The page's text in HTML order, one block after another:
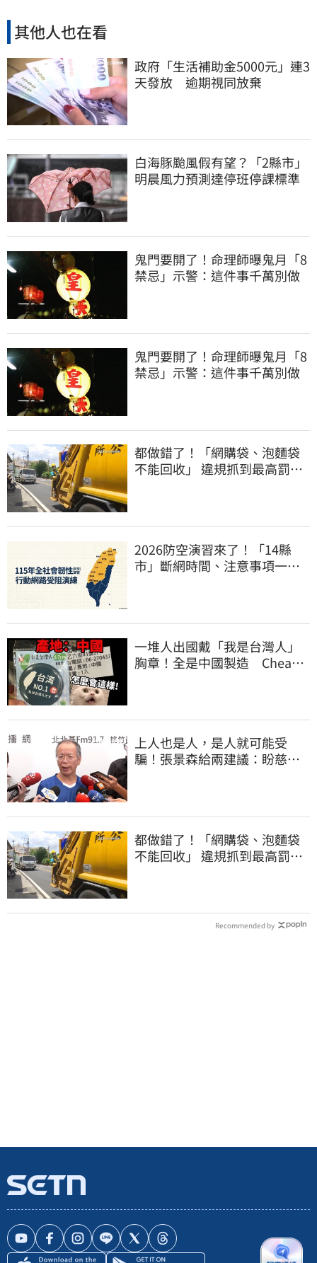
其他人也在看
政府「生活補助金5000元」連3
天發放 逾期視同放棄
白海豚颱風假有望？「2縣市」
明晨風力預測達停班停課標準
鬼門要開了！命理師曝鬼月「8
禁忌」示警：這件事千萬別做
鬼門要開了！命理師曝鬼月「8
禁忌」示警：這件事千萬別做
都做錯了！「網購袋、泡麵袋
不能回收」 違規抓到最高罰
2026防空演習來了！「14縣
市」斷網時間、注意事項一次
一堆人出國戴「我是台灣人」
胸章！全是中國製造 Cheap
上人也是人，是人就可能受
騙！張景森給兩建議：盼慈濟
都做錯了！「網購袋、泡麵袋
不能回收」 違規抓到最高罰
Recommended by